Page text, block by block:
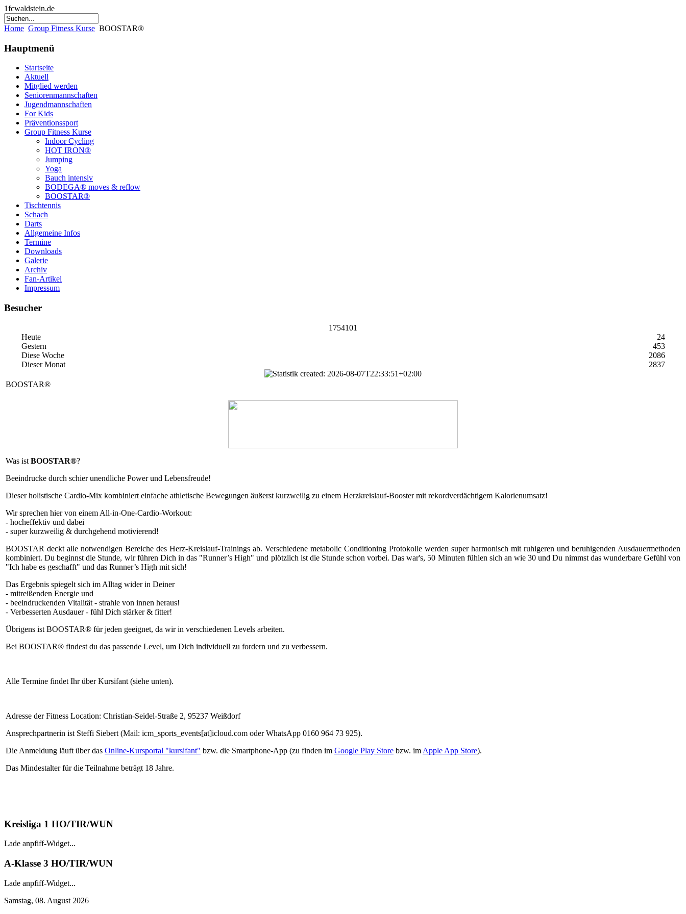
1fcwaldstein.de
Home Group Fitness Kurse BOOSTAR®
Hauptmenü
Startseite
Aktuell
Mitglied werden
Seniorenmannschaften
Jugendmannschaften
For Kids
Präventionssport
Group Fitness Kurse
Indoor Cycling
HOT IRON®
Jumping
Yoga
Bauch intensiv
BODEGA® moves & reflow
BOOSTAR®
Tischtennis
Schach
Darts
Allgemeine Infos
Termine
Downloads
Galerie
Archiv
Fan-Artikel
Impressum
Besucher
1754101
Heute
24
Gestern
453
Diese Woche
2086
Dieser Monat
2837
BOOSTAR®
Was ist BOOSTAR®?
Beeindrucke durch schier unendliche Power und Lebensfreude!
Dieser holistische Cardio-Mix kombiniert einfache athletische Bewegungen äußerst kurzweilig zu einem Herzkreislauf-Booster mit rekordverdächtigem Kalorienumsatz!
Wir sprechen hier von einem All-in-One-Cardio-Workout:
- hocheffektiv und dabei
- super kurzweilig & durchgehend motivierend!
BOOSTAR deckt alle notwendigen Bereiche des Herz-Kreislauf-Trainings ab. Verschiedene metabolic Conditioning Protokolle werden super harmonisch mit ruhigeren und beruhigenden Ausdauermethoden
kombiniert. Du beginnst die Stunde, wir führen Dich in das "Runner’s High" und plötzlich ist die Stunde schon vorbei. Das war's, 50 Minuten fühlen sich an wie 30 und Du nimmst das wunderbare Gefühl von
"Ich habe es geschafft" und das Runner’s High mit sich!
Das Ergebnis spiegelt sich im Alltag wider in Deiner
- mitreißenden Energie und
- beeindruckenden Vitalität - strahle von innen heraus!
- Verbesserten Ausdauer - fühl Dich stärker & fitter!
Übrigens ist BOOSTAR® für jeden geeignet, da wir in verschiedenen Levels arbeiten.
Bei BOOSTAR® findest du das passende Level, um Dich individuell zu fordern und zu verbessern.
Alle Termine findet Ihr über Kursifant (siehe unten).
Adresse der Fitness Location: Christian-Seidel-Straße 2, 95237 Weißdorf
Ansprechpartnerin ist Steffi Siebert (Mail: icm_sports_events[at]icloud.com oder WhatsApp 0160 964 73 925).
Die Anmeldung läuft über das Online-Kursportal "kursifant" bzw. die Smartphone-App (zu finden im Google Play Store bzw. im Apple App Store).
Das Mindestalter für die Teilnahme beträgt 18 Jahre.
Kreisliga 1 HO/TIR/WUN
Lade anpfiff-Widget...
A-Klasse 3 HO/TIR/WUN
Lade anpfiff-Widget...
Samstag, 08. August 2026